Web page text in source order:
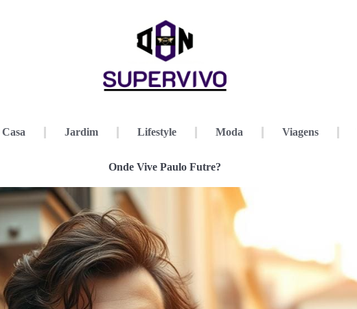
Casa Jardim Lifestyle Moda Viagens
Onde Vive Paulo Futre?